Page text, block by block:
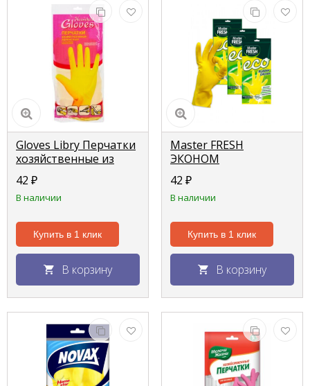
Gloves Libry Перчатки
хозяйственные из
Латекса желтые S
42 ₽
В наличии
Купить в 1 клик
В корзину
Master FRESH
ЭКОНОМ
хозяйственные
перчатки (латексные с
хлопком), 1 пара
42 ₽
В наличии
Купить в 1 клик
В корзину